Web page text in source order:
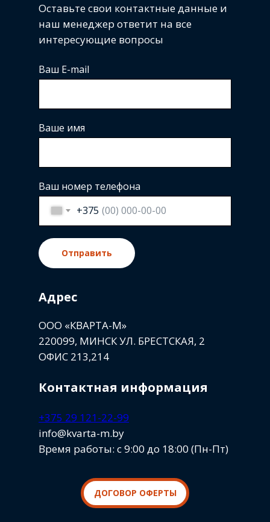
Ваш E-mail
Ваше имя
Ваш номер телефона
+375
Отправить
Адрес
ООО «КВАРТА-М»
220099, МИНСК УЛ. БРЕСТСКАЯ, 2
ОФИС 213,214
Контактная информация
+375 29 121-22-99
info@kvarta-m.by
Время работы: с 9:00 до 18:00 (Пн-Пт)
Оставьте свои контактные данные и
наш менеджер ответит на все
интересующие вопросы
ДОГОВОР ОФЕРТЫ